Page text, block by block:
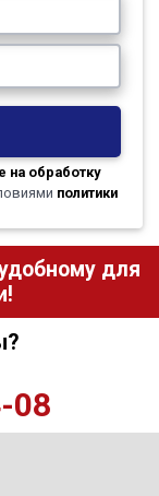
на обработку
политики
для
08